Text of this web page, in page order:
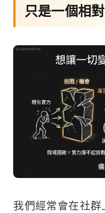
只是一個相
我們經常會在社